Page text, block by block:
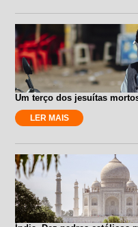
Um terço dos jesuítas
LER MAIS